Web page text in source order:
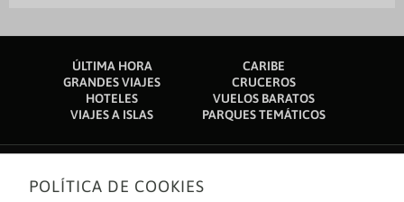
ÚLTIMA HORA
CARIBE
GRANDES VIAJES
CRUCEROS
HOTELES
VUELOS BARATOS
VIAJES A ISLAS
PARQUES TEMÁTICOS
Sobre nosotros
POLÍTICA DE COOKIES